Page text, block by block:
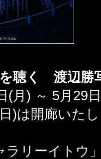
聴く 渡辺勝
(月) ～ 5月29
)は開廊いた
ラリーイトウ